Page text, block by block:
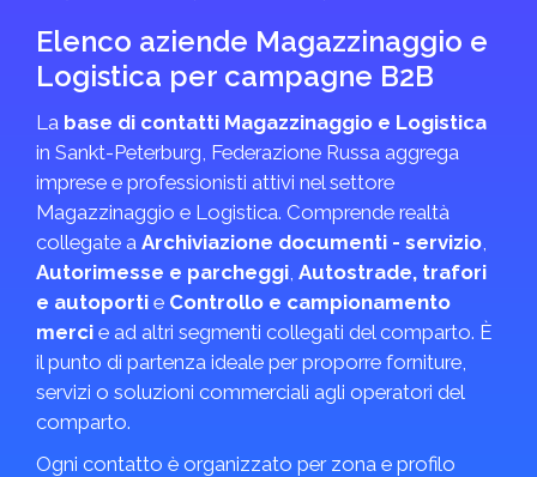
Elenco aziende Magazzinaggio e
Logistica per campagne B2B
La base di contatti Magazzinaggio e Logistica
in Sankt-Peterburg, Federazione Russa aggrega
imprese e professionisti attivi nel settore
Magazzinaggio e Logistica. Comprende realtà
collegate a Archiviazione documenti - servizio,
Autorimesse e parcheggi, Autostrade, trafori
e autoporti e Controllo e campionamento
merci e ad altri segmenti collegati del comparto. È
il punto di partenza ideale per proporre forniture,
servizi o soluzioni commerciali agli operatori del
comparto.
Ogni contatto è organizzato per zona e profilo